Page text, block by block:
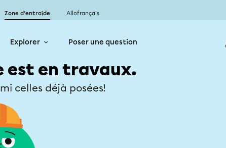
Zone d’entraide Allofrançais
Explorer Poser une question
est en travaux.
celles déjà posées!